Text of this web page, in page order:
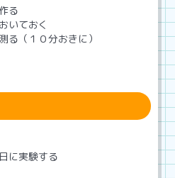
る
いておく
る（１０分おきに）
に実験する